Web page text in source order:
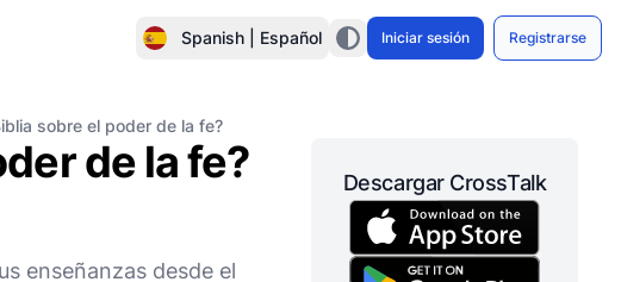
Spanish | Español Iniciar sesión Registrarse
sobre el poder de la fe?
de la fe?
enseñanzas desde el
Descargar CrossTalk